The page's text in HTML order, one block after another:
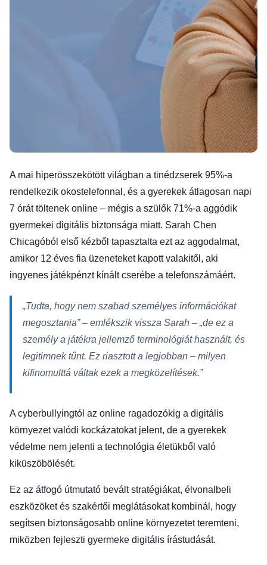
A mai hiperösszekötött világban a tinédzserek 95%-a
rendelkezik okostelefonnal, és a gyerekek átlagosan napi
7 órát töltenek online – mégis a szülők 71%-a aggódik
gyermekei digitális biztonsága miatt. Sarah Chen
Chicagóból első kézből tapasztalta ezt az aggodalmat,
amikor 12 éves fia üzeneteket kapott valakitől, aki
ingyenes játékpénzt kínált cserébe a telefonszámáért.
„Tudta, hogy nem szabad személyes információkat
megosztania” – emlékszik vissza Sarah – „de ez a
személy a játékra jellemző terminológiát használt, és
legitimnek tűnt. Ez riasztott a legjobban – milyen
kifinomulttá váltak ezek a megközelítések.”
A cyberbullyingtól az online ragadozókig a digitális
környezet valódi kockázatokat jelent, de a gyerekek
védelme nem jelenti a technológia életükből való
kiküszöbölését.
Ez az átfogó útmutató bevált stratégiákat, élvonalbeli
eszközöket és szakértői meglátásokat kombinál, hogy
segítsen biztonságosabb online környezetet teremteni,
miközben fejleszti gyermeke digitális írástudását.